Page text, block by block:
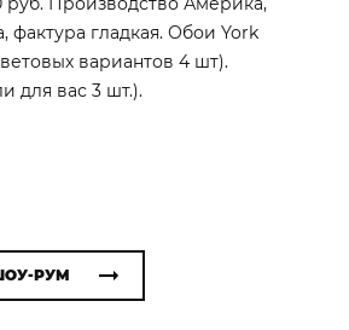
фактура гладкая. Обои York
вариантов 4 шт).
для вас 3 шт.).
РУМ